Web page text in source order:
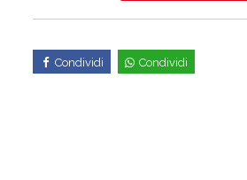
Condividi Condividi